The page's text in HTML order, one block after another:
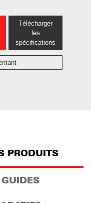
Télécharger
les
spécifications
PRODUITS